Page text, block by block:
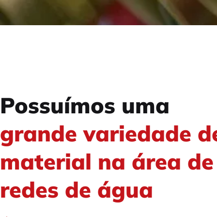
Possuímos uma
grande variedade
material na área de
redes de água